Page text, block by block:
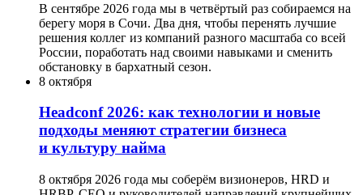
В сентябре 2026 года мы в четвёртый раз собираемся на
берегу моря в Сочи. Два дня, чтобы перенять лучшие
решения коллег из компаний разного масштаба со всей
России, поработать над своими навыками и сменить
обстановку в бархатный сезон.
8 октября
Headсonf 2026: как технологии и новые
подходы меняют стратегии бизнеса
и культуру найма
8 октября 2026 года мы соберём визионеров, HRD и